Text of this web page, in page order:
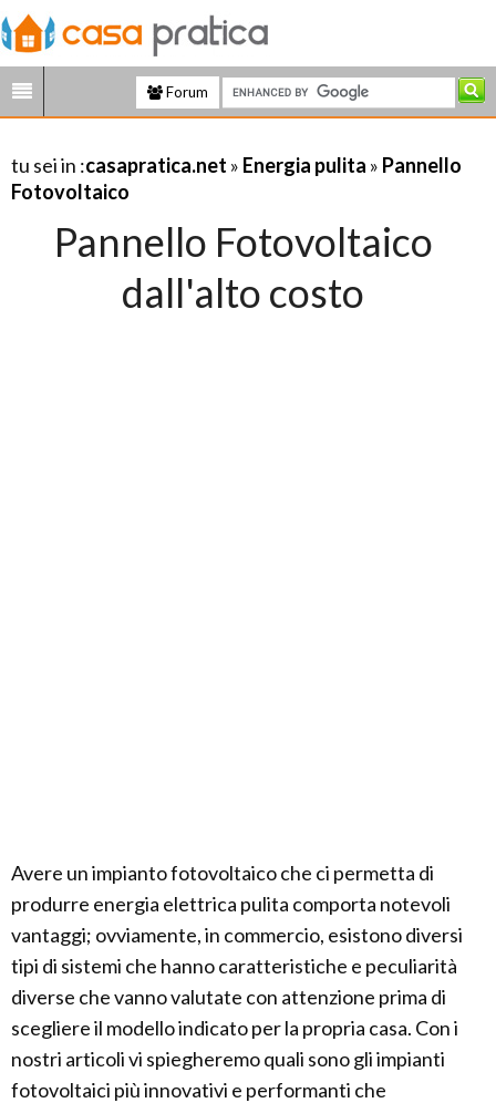
Forum
tu sei in :casapratica.net » Energia pulita » Pannello
Fotovoltaico
Pannello Fotovoltaico
dall'alto costo
Avere un impianto fotovoltaico che ci permetta di
produrre energia elettrica pulita comporta notevoli
vantaggi; ovviamente, in commercio, esistono diversi
tipi di sistemi che hanno caratteristiche e peculiarità
diverse che vanno valutate con attenzione prima di
scegliere il modello indicato per la propria casa. Con i
nostri articoli vi spiegheremo quali sono gli impianti
fotovoltaici più innovativi e performanti che